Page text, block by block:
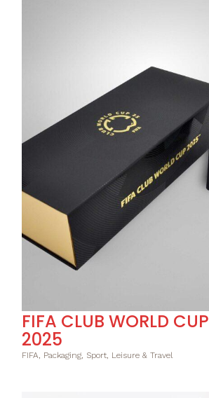
FIFA CLUB WORLD CUP
2025
FIFA, Packaging, Sport, Leisure & Travel